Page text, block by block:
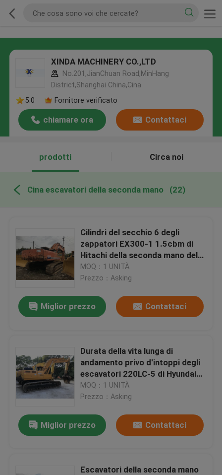
XINDA MACHINERY CO.,LTD
No.201,JianChuan Road,MinHang
District,Shanghai China,Cina
5.0
Fornitore verificato
chiamare ora Contattaci
prodotti Circa noi
Cina escavatori della seconda mano (22)
Cilindri del secchio 6 degli
zappatori EX300-1 1.5cbm di
Hitachi della seconda mano del
motore di HINO
MOQ：1 UNITÀ
Prezzo：Asking
Miglior prezzo Contattaci
Durata della vita lunga di
andamento privo d'intoppi degli
escavatori 220LC-5 di Hyundai
della seconda mano della cabina
del A/C
MOQ：1 UNITÀ
Prezzo：Asking
Miglior prezzo Contattaci
Escavatori della seconda mano